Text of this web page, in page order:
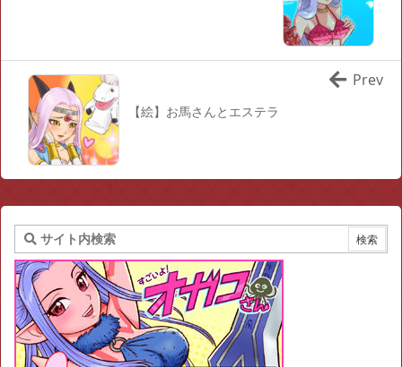
【絵】お馬さんとエステラ
Prev